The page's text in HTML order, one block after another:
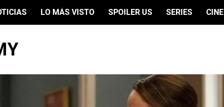
LO MÁS VISTO SPOILER US SERIES CINE